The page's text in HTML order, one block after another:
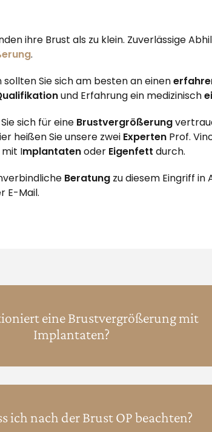
ihre Brust als zu klein. Zuverlässige
.
sollten Sie sich am besten an einen
und Erfahrung ein medizinisch
sich für eine Brustvergrößerung
heißen Sie unsere zwei Experten Prof.
Implantatenoder Eigenfett durch.
Beratung zu diesem Eingriff
E-Mail.
eine Brustvergrößerung mit
Implantaten?
ich nach der Brust OP beachten?